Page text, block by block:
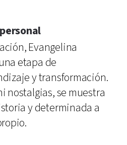
Evangelina
etapa de
y transformación.
nostalgias, se muestra
y determinada a